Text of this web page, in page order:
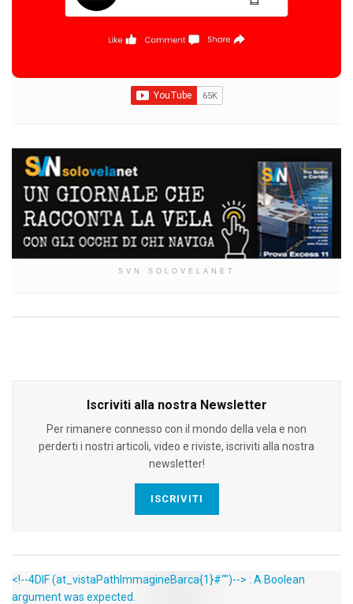
SVN SOLOVELANET
Iscriviti alla nostra Newsletter
Per rimanere connesso con il mondo della vela e non
perderti i nostri articoli, video e riviste, iscriviti alla nostra
newsletter!
ISCRIVITI
<!--4DIF (at_vistaPathImmagineBarca{1}#"")--> : A Boolean
argument was expected.